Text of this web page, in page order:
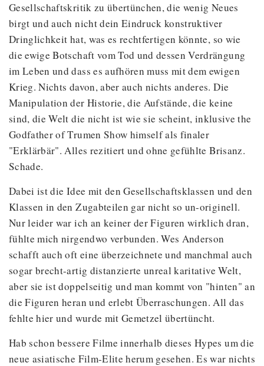
Gesellschaftskritik zu übertünchen, die wenig Neues
birgt und auch nicht dein Eindruck konstruktiver
Dringlichkeit hat, was es rechtfertigen könnte, so wie
die ewige Botschaft vom Tod und dessen Verdrängung
im Leben und dass es aufhören muss mit dem ewigen
Krieg. Nichts davon, aber auch nichts anderes. Die
Manipulation der Historie, die Aufstände, die keine
sind, die Welt die nicht ist wie sie scheint, inklusive the
Godfather of Trumen Show himself als finaler
"Erklärbär". Alles rezitiert und ohne gefühlte Brisanz.
Schade.
Dabei ist die Idee mit den Gesellschaftsklassen und den
Klassen in den Zugabteilen gar nicht so un-originell.
Nur leider war ich an keiner der Figuren wirklich dran,
fühlte mich nirgendwo verbunden. Wes Anderson
schafft auch oft eine überzeichnete und manchmal auch
sogar brecht-artig distanzierte unreal karitative Welt,
aber sie ist doppelseitig und man kommt von "hinten" an
die Figuren heran und erlebt Überraschungen. All das
fehlte hier und wurde mit Gemetzel übertüncht.
Hab schon bessere Filme innerhalb dieses Hypes um die
neue asiatische Film-Elite herum gesehen. Es war nichts